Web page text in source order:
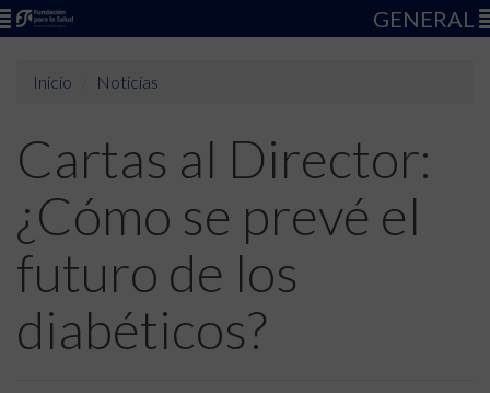
GENERAL
Inicio Noticias
Cartas al Director:
¿Cómo se prevé el
futuro de los
diabéticos?